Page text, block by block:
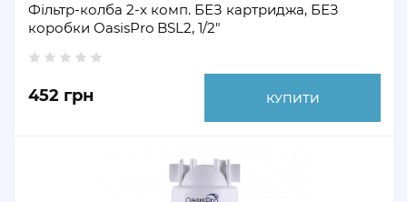
Фільтр-колба 2-х комп. БЕЗ картриджа, БЕЗ
коробки OasisPro BSL2, 1/2″
452 грн КУПИТИ